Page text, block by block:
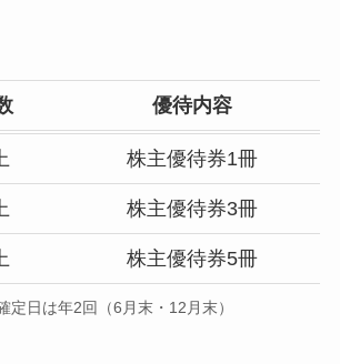
優待内容
株主優待券1冊
株主優待券3冊
株主優待券5冊
定日は年2回（6月末・12月末）